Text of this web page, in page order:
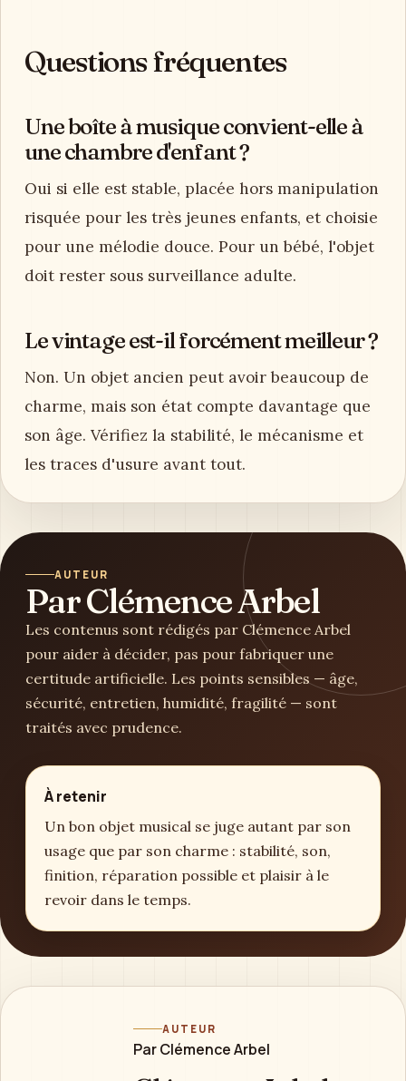
Questions fréquentes
Une boîte à musique convient-elle à
une chambre d'enfant ?
Oui si elle est stable, placée hors manipulation
risquée pour les très jeunes enfants, et choisie
pour une mélodie douce. Pour un bébé, l'objet
doit rester sous surveillance adulte.
Le vintage est-il forcément meilleur ?
Non. Un objet ancien peut avoir beaucoup de
charme, mais son état compte davantage que
son âge. Vérifiez la stabilité, le mécanisme et
les traces d'usure avant tout.
AUTEUR
Par Clémence Arbel
Les contenus sont rédigés par Clémence Arbel
pour aider à décider, pas pour fabriquer une
certitude artificielle. Les points sensibles — âge,
sécurité, entretien, humidité, fragilité — sont
traités avec prudence.
À retenir
Un bon objet musical se juge autant par son
usage que par son charme : stabilité, son,
finition, réparation possible et plaisir à le
revoir dans le temps.
AUTEUR
Par Clémence Arbel